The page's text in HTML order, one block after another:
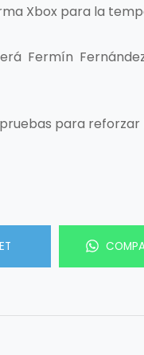
Xbox para la
Fermín
para